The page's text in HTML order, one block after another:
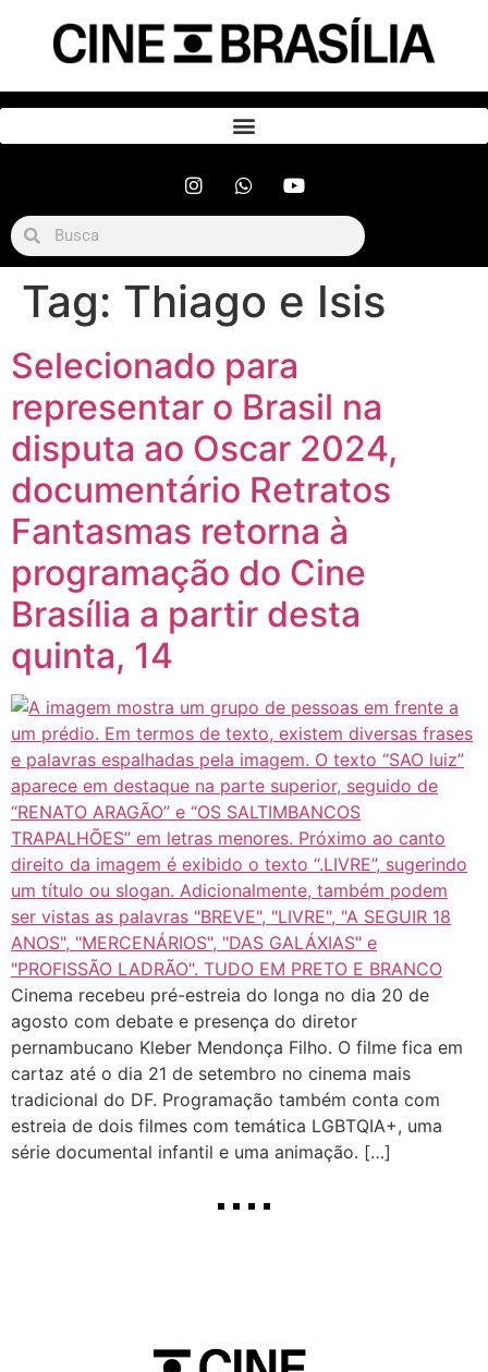
Tag: Thiago e Isis
Selecionado para
representar o Brasil na
disputa ao Oscar 2024,
documentário Retratos
Fantasmas retorna à
programação do Cine
Brasília a partir desta
quinta, 14
Cinema recebeu pré-estreia do longa no dia 20 de
agosto com debate e presença do diretor
pernambucano Kleber Mendonça Filho. O filme fica em
cartaz até o dia 21 de setembro no cinema mais
tradicional do DF. Programação também conta com
estreia de dois filmes com temática LGBTQIA+, uma
série documental infantil e uma animação. […]